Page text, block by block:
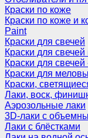
Краски по коже
Краски по коже и
Paint
Краски для свечей
Краски для
Краски для свечей
Краски для
Краски,
Лаки, воск,
Аэрозольные лаки
3D-лаки с
Лаки с блёстками